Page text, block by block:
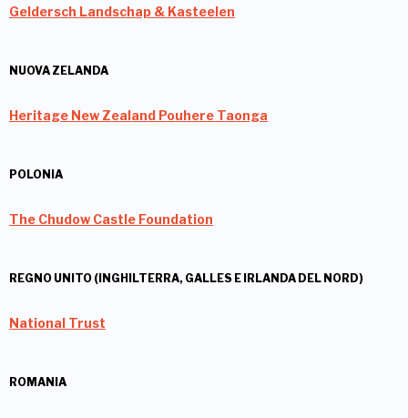
Geldersch Landschap & Kasteelen
NUOVA ZELANDA
Heritage New Zealand Pouhere Taonga
POLONIA
The Chudow Castle Foundation
REGNO UNITO (INGHILTERRA, GALLES E IRLANDA DEL NORD)
National Trust
ROMANIA